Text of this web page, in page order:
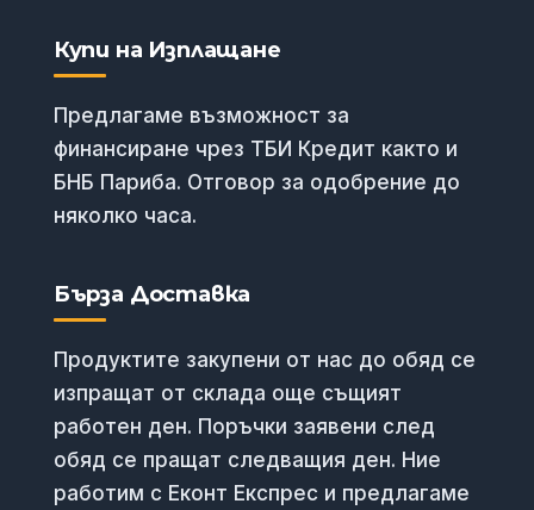
Купи на Изплащане
Предлагаме възможност за
финансиране чрез ТБИ Кредит както и
БНБ Париба. Отговор за одобрение до
няколко часа.
Бърза Доставка
Продуктите закупени от нас до обяд се
изпращат от склада още същият
работен ден. Поръчки заявени след
обяд се пращат следващия ден. Ние
работим с Еконт Експрес и предлагаме